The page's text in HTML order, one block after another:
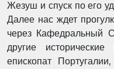
Жезуш и спуск по его
Далее нас ждет
через Кафедральный
другие
епископат